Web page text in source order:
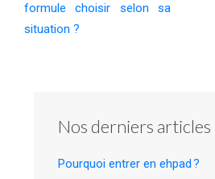
formule choisir selon sa
situation ?
Nos derniers articles
Pourquoi entrer en ehpad ?